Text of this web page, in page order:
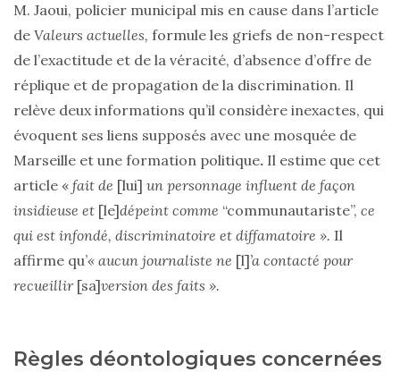
M. Jaoui, policier municipal mis en cause dans l’article
de Valeurs actuelles, formule les griefs de non-respect
de l’exactitude et de la véracité, d’absence d’offre de
réplique et de propagation de la discrimination. Il
relève deux informations qu’il considère inexactes, qui
évoquent ses liens supposés avec une mosquée de
Marseille et une formation politique. Il estime que cet
article « fait de [lui] un personnage influent de façon
insidieuse et [le]dépeint comme “communautariste”, ce
qui est infondé, discriminatoire et diffamatoire ». Il
affirme qu’« aucun journaliste ne [l]’a contacté pour
recueillir[sa]version des faits ».
Règles déontologiques concernées